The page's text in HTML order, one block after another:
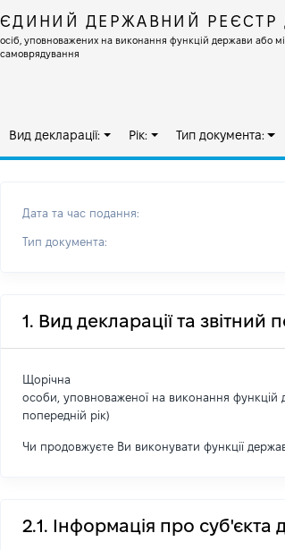
ЄДИНИЙ ДЕРЖАВНИЙ РЕЄСТР
осіб, уповноважених на виконання функцій держави або
самоврядування
Вид декларації: Рік: Тип документа:
Дата та час подання:
Тип документа:
1. Вид декларації та звітний
Щорічна
особи, уповноваженої на виконання
попередній рік)
Чи продовжуєте Ви виконувати функції
2.1. Інформація про суб'єкта